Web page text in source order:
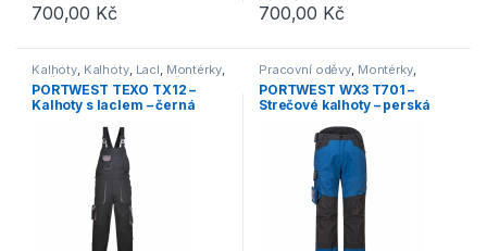
700,00 Kč
Tento produkt má více variant. Možnosti lze vybrat na stránce
700,00 Kč
Tento produkt má více variant.
Kalhoty, Kalhoty, Lacl, Montérky,
Oděvy,Outdoor a volný čas
Pracovní oděvy
PORTWEST TEXO TX12 –
Kalhoty s laclem – černá
Pracovní oděvy, Montérky,
Kalhoty,Outdoor a volný čas
Oděvy ,Kalhoty
PORTWEST WX3 T701 –
Strečové kalhoty – perská